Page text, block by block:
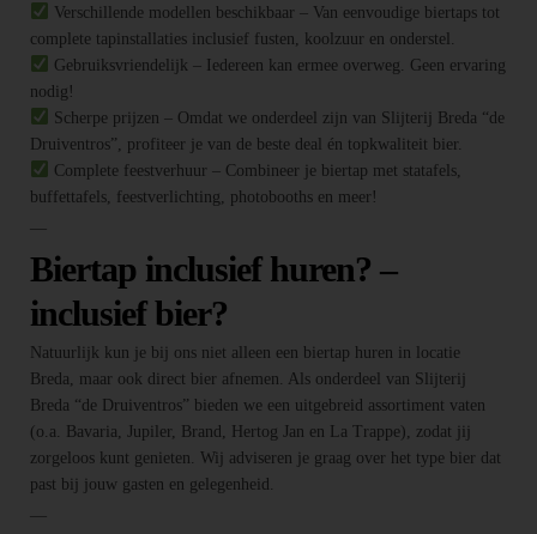
Verschillende modellen beschikbaar – Van eenvoudige biertaps tot
complete tapinstallaties inclusief fusten, koolzuur en onderstel.
Gebruiksvriendelijk – Iedereen kan ermee overweg. Geen ervaring
nodig!
Scherpe prijzen – Omdat we onderdeel zijn van Slijterij Breda “de
Druiventros”, profiteer je van de beste deal én topkwaliteit bier.
Complete feestverhuur – Combineer je biertap met statafels,
buffettafels, feestverlichting, photobooths en meer!
—
Biertap inclusief huren? –
inclusief bier?
Natuurlijk kun je bij ons niet alleen een biertap huren in locatie
Breda, maar ook direct bier afnemen. Als onderdeel van Slijterij
Breda “de Druiventros” bieden we een uitgebreid assortiment vaten
(o.a. Bavaria, Jupiler, Brand, Hertog Jan en La Trappe), zodat jij
zorgeloos kunt genieten. Wij adviseren je graag over het type bier dat
past bij jouw gasten en gelegenheid.
—